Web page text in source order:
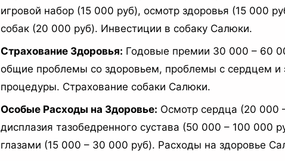
игровой набор (15 000 руб), осмотр здоровья (15 000
собак (20 000 руб). Инвестиции в собаку Салюки.
Страхование Здоровья: Годовые премии 30 000 – 60
общие проблемы со здоровьем, проблемы с сердцем и
процедуры. Страхование собаки Салюки.
Особые Расходы на Здоровье: Осмотр сердца (20 000
дисплазия тазобедренного сустава (50 000 – 100 000
глазами (15 000 – 30 000 руб). Расходы на здоровье